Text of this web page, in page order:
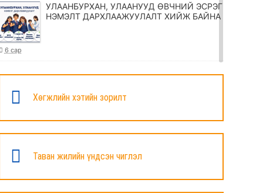
УЛААНБУРХАН, УЛААНУУД ӨВЧНИЙ ЭСРЭГ
НЭМЭЛТ ДАРХЛААЖУУЛАЛТ ХИЙЖ БАЙНА
6 сар
ТӨРИЙН ЖИНХЭНЭ АЛБАН ХААГЧИЙГ
ТУХАЙ ЗАР
ХӨШӨӨНД ЦЭЦЭГ ӨРГӨЛӨӨ
6 сар
Хөгжлийн хэтийн зорилт
Таван жилийн үндсэн чиглэл